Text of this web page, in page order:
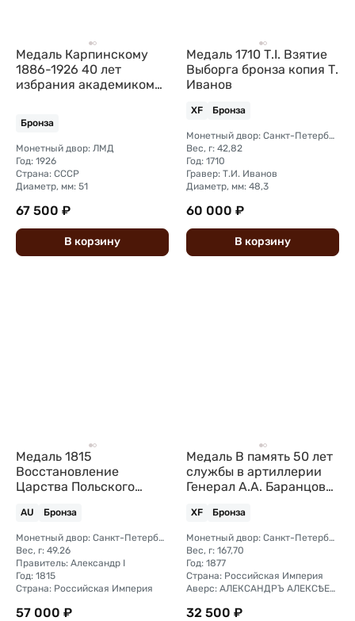
Медаль Карпинскому
1886-1926 40 лет
избрания академиком
Бронза
Монетный двор: ЛМД
Год: 1926
Страна: СССР
Диаметр, мм: 51
67 500 ₽
В корзину
Медаль 1710 Т.I. Взятие
Выборга бронза копия Т.
Иванов
XF Бронза
Монетный двор: Санкт-Петербургский
Вес, г: 42,82
Год: 1710
Гравер: Т.И. Иванов
Диаметр, мм: 48,3
60 000 ₽
В корзину
Медаль 1815
Восстановление
Царства Польского
AU Бронза
Монетный двор: Санкт-Петербургский
Вес, г: 49.26
Правитель: Александр I
Год: 1815
Страна: Российская Империя
57 000 ₽
Медаль В память 50 лет
службы в артиллерии
Генерал A.A. Баранцов
XF Бронза
Монетный двор: Санкт-Петербургский монетный двор
Вес, г: 167,70
Год: 1877
Страна: Российская Империя
Аверс: АЛЕКСАНДРЪ АЛЕКСѢЕВИЧЪ БАРАНЦОВЪ
32 500 ₽